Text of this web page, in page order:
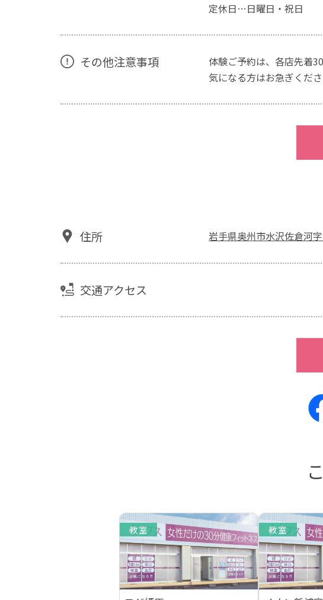
定休日…日曜日・祝日
その他注意事項
体験ご予約は、各店先着
気になる方はお急ぎくださ
住所 岩手県奥州市水沢佐倉河
交通アクセス
教室 教室